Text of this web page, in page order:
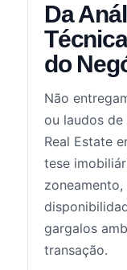
Da
do
Não
ou laudos de
Real Estate
tese
gargalos
transação.